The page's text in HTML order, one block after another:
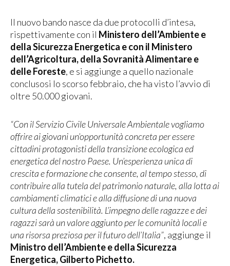
Il nuovo bando nasce da due protocolli d’intesa,
rispettivamente con il Ministero dell’Ambiente e
della Sicurezza Energetica e con il Ministero
dell’Agricoltura, della Sovranità Alimentare e
delle Foreste, e si aggiunge a quello nazionale
conclusosi lo scorso febbraio, che ha visto l’avvio di
oltre 50.000 giovani.
“Con il Servizio Civile Universale Ambientale vogliamo
offrire ai giovani un’opportunità concreta per essere
cittadini protagonisti della transizione ecologica ed
energetica del nostro Paese. Un’esperienza unica di
crescita e formazione che consente, al tempo stesso, di
contribuire alla tutela del patrimonio naturale, alla lotta ai
cambiamenti climatici e alla diffusione di una nuova
cultura della sostenibilità. L’impegno delle ragazze e dei
ragazzi sarà un valore aggiunto per le comunità locali e
una risorsa preziosa per il futuro dell’Italia”, aggiunge il
Ministro dell’Ambiente e della Sicurezza
Energetica, Gilberto Pichetto.